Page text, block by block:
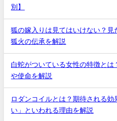
別】
狐の嫁入りは見てはいけない？
狐火の伝承を解説
白蛇がついている女性の特徴と
や使命を解説
ロダンコイルとは？期待される
い」といわれる理由を解説